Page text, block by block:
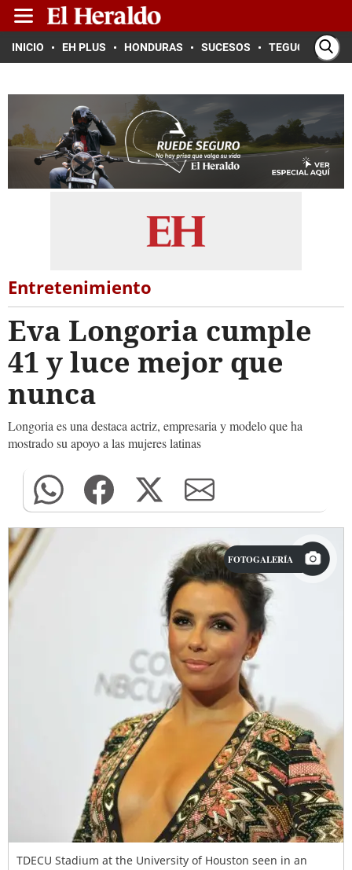
INICIO EH PLUS HONDURAS SUCESOS TEGUCIGALPA
Entretenimiento
Eva Longoria cumple
41 y luce mejor que
nunca
Longoria es una destaca actriz, empresaria y modelo que ha
mostrado su apoyo a las mujeres latinas
FOTOGALERÍA
TDECU Stadium at the University of Houston seen in an